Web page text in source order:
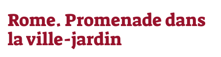
Rome. Promenade dans
la ville-jardin